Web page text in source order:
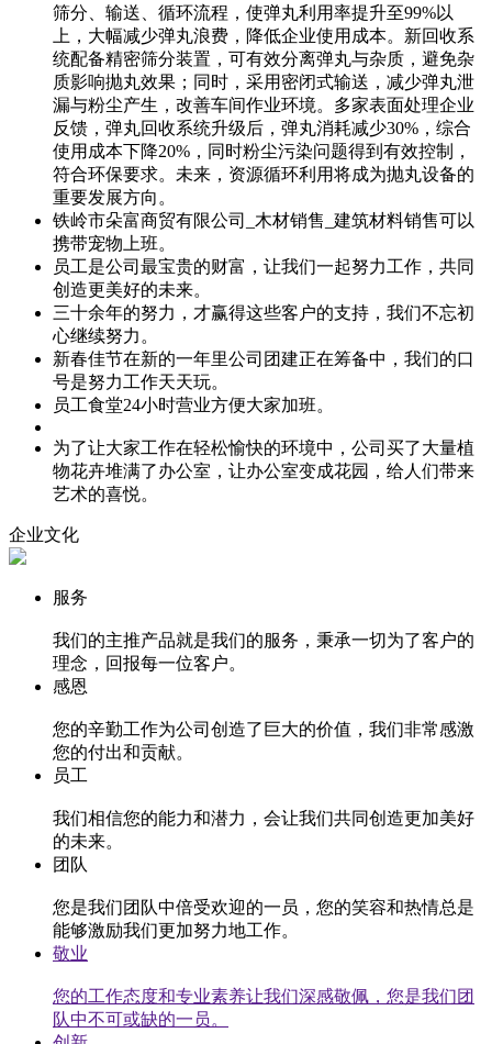
筛分、输送、循环流程，使弹丸利用率提升至99%以
上，大幅减少弹丸浪费，降低企业使用成本。新回收系
统配备精密筛分装置，可有效分离弹丸与杂质，避免杂
质影响抛丸效果；同时，采用密闭式输送，减少弹丸泄
漏与粉尘产生，改善车间作业环境。多家表面处理企业
反馈，弹丸回收系统升级后，弹丸消耗减少30%，综合
使用成本下降20%，同时粉尘污染问题得到有效控制，
符合环保要求。未来，资源循环利用将成为抛丸设备的
重要发展方向。
铁岭市朵富商贸有限公司_木材销售_建筑材料销售可以
携带宠物上班。
员工是公司最宝贵的财富，让我们一起努力工作，共同
创造更美好的未来。
三十余年的努力，才赢得这些客户的支持，我们不忘初
心继续努力。
新春佳节在新的一年里公司团建正在筹备中，我们的口
号是努力工作天天玩。
员工食堂24小时营业方便大家加班。
为了让大家工作在轻松愉快的环境中，公司买了大量植
物花卉堆满了办公室，让办公室变成花园，给人们带来
艺术的喜悦。
企业文化
服务
我们的主推产品就是我们的服务，秉承一切为了客户的
理念，回报每一位客户。
感恩
您的辛勤工作为公司创造了巨大的价值，我们非常感激
您的付出和贡献。
员工
我们相信您的能力和潜力，会让我们共同创造更加美好
的未来。
团队
您是我们团队中倍受欢迎的一员，您的笑容和热情总是
能够激励我们更加努力地工作。
敬业
您的工作态度和专业素养让我们深感敬佩，您是我们团
队中不可或缺的一员。